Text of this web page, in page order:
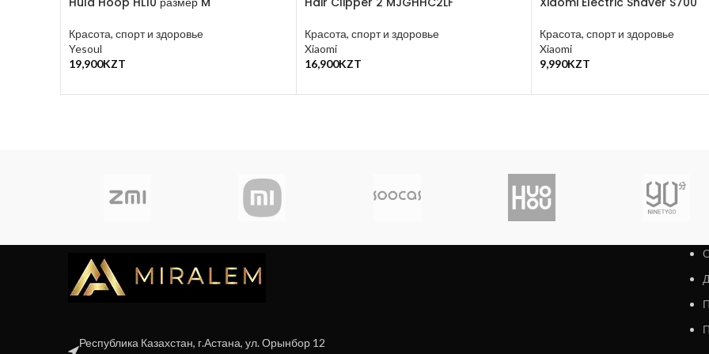
Красота, спорт и здоровье
Yesoul
19,900KZT
Красота, спорт и здоровье
Xiaomi
16,900KZT
Красота, спорт и здоровье
Xiaomi
9,990KZT
Республика Казахстан, г.Астана, ул. Орынбор 12